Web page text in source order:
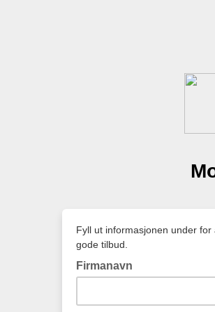
Fyll ut informasjonen under
gode tilbud.
Firmanavn